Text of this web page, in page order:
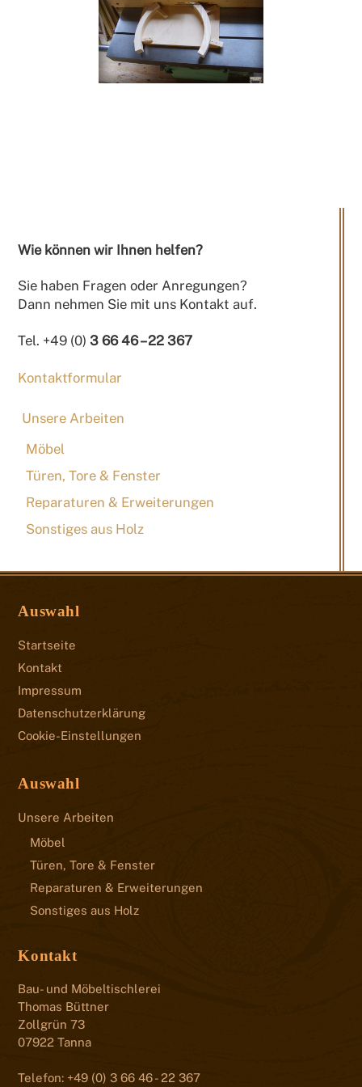
Wie können wir Ihnen helfen?
Sie haben Fragen oder Anregungen?
Dann nehmen Sie mit uns Kontakt auf.
Tel. +49 (0)3 66 46 – 22 367
Kontaktformular
Unsere Arbeiten
Möbel
Türen, Tore & Fenster
Reparaturen & Erweiterungen
Sonstiges aus Holz
Auswahl
Startseite
Kontakt
Impressum
Datenschutzerklärung
Cookie-Einstellungen
Auswahl
Unsere Arbeiten
Möbel
Türen, Tore & Fenster
Reparaturen & Erweiterungen
Sonstiges aus Holz
Kontakt
Bau- und Möbeltischlerei
Thomas Büttner
Zollgrün 73
07922 Tanna
Telefon: +49 (0) 3 66 46 - 22 367